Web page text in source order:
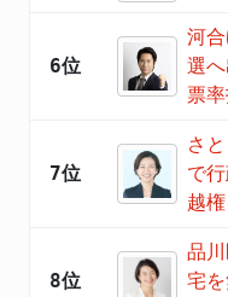
6位
河
選
票
7位
さ
で
越
8位
品
宅